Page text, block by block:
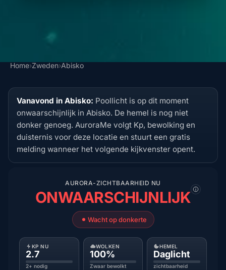
Home›Zweden›Abisko
Vanavond in Abisko: Poollicht is op dit moment
onwaarschijnlijk in Abisko. De hemel is nog niet
donker genoeg. AuroraMe volgt Kp, bewolking en
duisternis voor deze locatie en stuurt een gratis
melding wanneer het volgende kijkvenster opent.
AURORA-ZICHTBAARHEID NU
ONWAARSCHIJNLIJK
Wacht op donkerte
KP NU
2.7
2+ nodig
WOLKEN
100%
Zwaar bewolkt
HEMEL
Daglicht
zichtbaarheid